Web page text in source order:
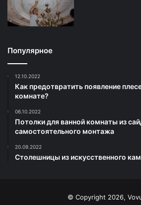
Популярное
12.10.2022
Как предотвратить появление
комнате?
06.10.2022
Потолки для ванной комнаты из
самостоятельного монтажа
20.09.2022
Столешницы из искусственного
© Copyright 2026,